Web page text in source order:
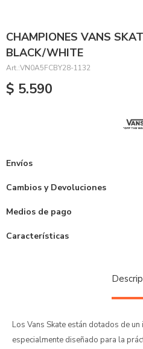
CHAMPIONES VANS
BLACK/WHITE
VN0A5FCBY28-1132
$ 5.590
Envíos
Cambios y Devoluciones
Medios de pago
Características
Los Vans Skate están dotados de
especialmente diseñado para la